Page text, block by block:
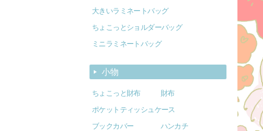
大きいラミネートバッグ
ちょこっとショルダーバッグ
ミニラミネートバッグ
小物
ちょこっと財布
財布
ポケットティッシュケース
ブックカバー
ハンカチ